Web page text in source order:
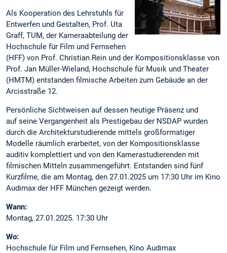
Als Kooperation des Lehrstuhls für
Entwerfen und Gestalten, Prof. Uta
Graff, TUM, der Kameraabteilung der
Hochschule für Film und Fernsehen
(HFF) von Prof. Christian Rein und der Kompositionsklasse von
Prof. Jan Müller-Wieland, Hochschule für Musik und Theater
(HMTM) entstanden filmische Arbeiten zum Gebäude an der
Arcisstraße 12.
Persönliche Sichtweisen auf dessen heutige Präsenz und
auf seine Vergangenheit als Prestigebau der NSDAP wurden
durch die Architekturstudierende mittels großformatiger
Modelle räumlich erarbeitet, von der Kompositionsklasse
auditiv komplettiert und von den Kamerastudierenden mit
filmischen Mitteln zusammengeführt. Entstanden sind fünf
Kurzfilme, die am Montag, den 27.01.2025 um 17:30 Uhr im Kino
Audimax der HFF München gezeigt werden.
Wann:
Montag, 27.01.2025. 17:30 Uhr
Wo:
Hochschule für Film und Fernsehen, Kino Audimax